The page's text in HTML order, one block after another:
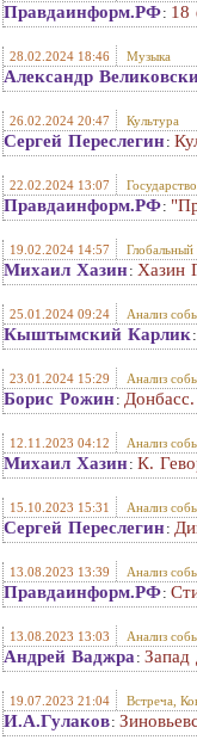
Правдаинформ.РФ: 18
28.02.2024 18:46 Музыка
Александр
26.02.2024 20:47 Культура
Сергей Переслегин:
22.02.2024 13:07 Государство
Правдаинформ.РФ:
19.02.2024 14:57 Глобальный
Михаил Хазин: Хазин
25.01.2024 09:24 Анализ
Кыштымский Карлик :
23.01.2024 15:29 Анализ
Борис Рожин:
12.11.2023 04:12 Анализ
Михаил Хазин: К.
15.10.2023 15:31 Анализ
Сергей Переслегин:
13.08.2023 13:39 Анализ
Правдаинформ.РФ:
13.08.2023 13:03 Анализ
Андрей Ваджра : Запад
19.07.2023 21:04 Встреча,
И.А.Гулаков: